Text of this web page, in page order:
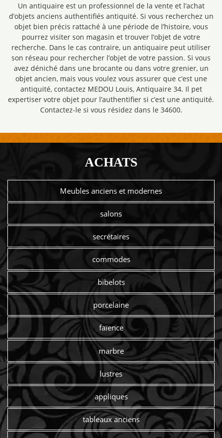
Un antiquaire est un professionnel de la vente et l’achat
d’objets anciens authentifiés antiquité. Si vous recherchez un
objet bien précis rattaché à une période de l’histoire, vous
pourrez visiter son magasin et trouver l’objet de votre
recherche. Dans le cas contraire, un antiquaire peut utiliser
son réseau pour rechercher l’objet de votre passion. Si vous
avez déniché dans une brocante ou dans votre grenier, un
objet ancien, mais vous voulez vous assurer que c’est une
antiquité, contactez MEDOU Louis, Antiquaire 34. Il pet
expertiser votre objet pour l’authentifier si c’est une antiquité.
Contactez-le si vous résidez dans le 34600.
ACHATS
Meubles anciens et modernes
salons
secrétaires
commodes
bibelots
porcelaine
faïence
marbre
lustres
appliques
tableaux anciens